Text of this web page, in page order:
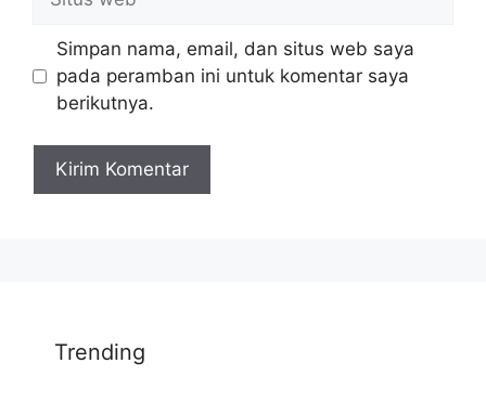
web
Simpan nama, email, dan situs web saya
pada peramban ini untuk komentar saya
berikutnya.
Trending